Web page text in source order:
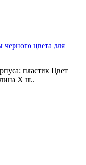
цвета для
пластик Цвет
X ш..